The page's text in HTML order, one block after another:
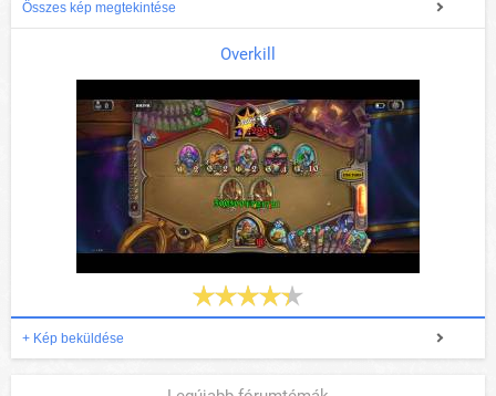
Összes kép megtekintése
Overkill
+ Kép beküldése